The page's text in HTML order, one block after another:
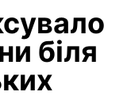
біля